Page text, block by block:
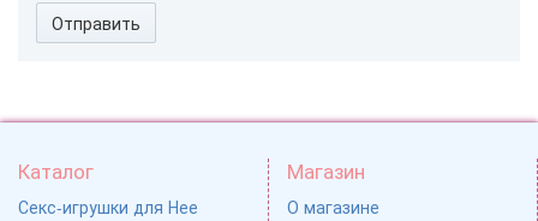
Отправить
Каталог
Секс-игрушки для Нее
Магазин
О магазине